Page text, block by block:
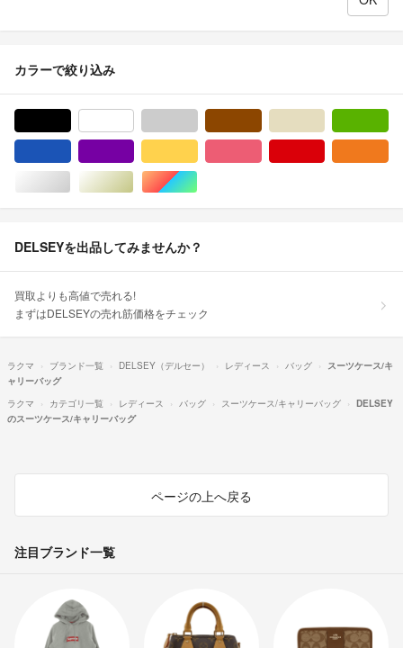
カラーで絞り込み
シルバー/銀色系ゴールド/金色系マルチカラー
DELSEYを出品してみませんか？
買取よりも高値で売れる!
まずはDELSEYの売れ筋価格をチェック
ラクマ ブランド一覧 DELSEY（デルセー） レディース バッグ
スーツケース/キ
ャリーバッグ
ラクマ
カテゴリ一覧 レディース バッグ スーツケース/キャリーバッグ
DELSEY
のスーツケース/キャリーバッグ
ページの上へ戻る
注目ブランド一覧